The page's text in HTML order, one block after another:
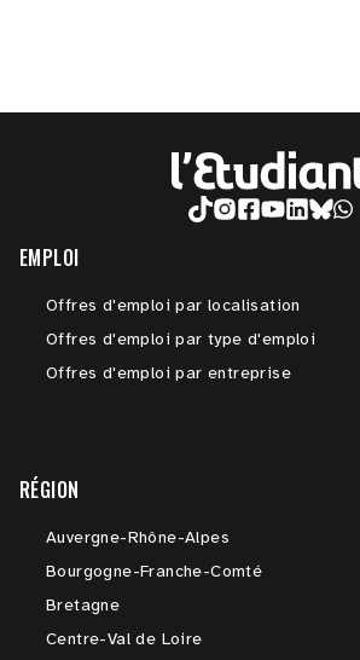
EMPLOI
Offres d'emploi par localisation
Offres d'emploi par type d'emploi
Offres d'emploi par entreprise
RÉGION
Auvergne-Rhône-Alpes
Bourgogne-Franche-Comté
Bretagne
Centre-Val de Loire